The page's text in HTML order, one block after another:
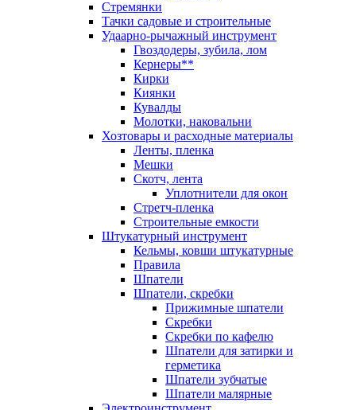
Стремянки
Тачки садовые и строительные
Удаарно-рычажный инструмент
Гвоздодеры, зубила, лом
Кернеры**
Кирки
Киянки
Кувалды
Молотки, наковальни
Хозтовары и расходные материалы
Ленты, пленка
Мешки
Скотч, лента
Уплотнители для окон
Стретч-пленка
Строительные емкости
Штукатурный инструмент
Кельмы, ковши штукатурные
Правила
Шпатели
Шпатели, скребки
Прижимные шпатели
Скребки
Скребки по кафелю
Шпатели для затирки и
герметика
Шпатели зубчатые
Шпатели малярные